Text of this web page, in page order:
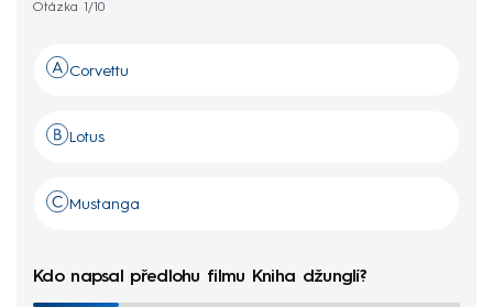
Otázka 1/10
Corvettu
Lotus
Mustanga
Kdo napsal předlohu filmu Kniha džunglí?